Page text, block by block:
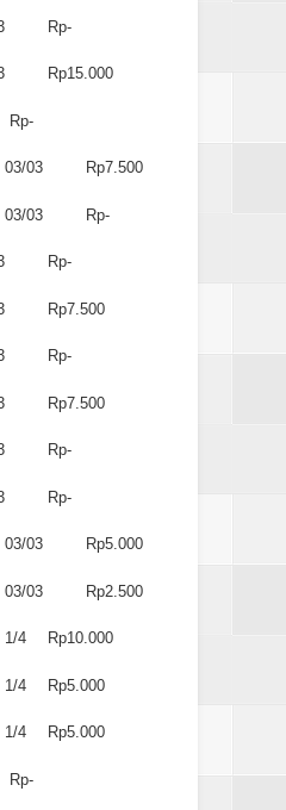
Rp-
Rp15.000
Rp-
03/03 Rp7.500
03/03 Rp-
Rp-
Rp7.500
Rp-
Rp7.500
Rp-
Rp-
03/03 Rp5.000
03/03 Rp2.500
1/4 Rp10.000
1/4 Rp5.000
1/4 Rp5.000
Rp-